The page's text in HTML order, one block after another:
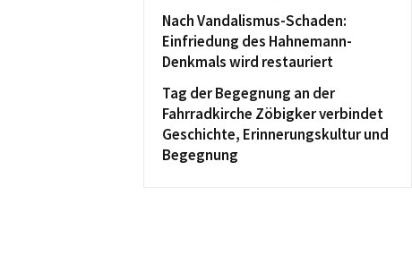
Nach Vandalismus-Schaden:
Einfriedung des Hahnemann-
Denkmals wird restauriert
Tag der Begegnung an der
Fahrradkirche Zöbigker verbindet
Geschichte, Erinnerungskultur und
Begegnung